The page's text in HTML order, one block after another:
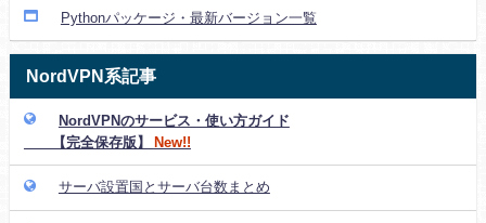
Pythonパッケージ・最新バージョン一覧
NordVPN系記事
NordVPNのサービス・使い方ガイド
【完全保存版】
New!!
サーバ設置国とサーバ台数まとめ